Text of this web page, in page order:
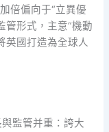
倍偏向于“立異優
管形式，主意“機動
英國打造為全球人
監管并重：誇大